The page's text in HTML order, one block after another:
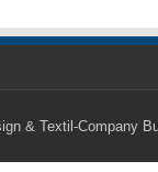
& Textil-Company